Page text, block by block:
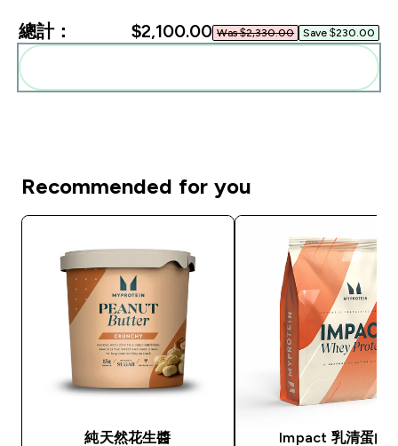
總計： $2,100.00‎ Was $2,330.00‎ Save $230.00‎
Recommended for you
純天然花生醬 Impact 乳清蛋白